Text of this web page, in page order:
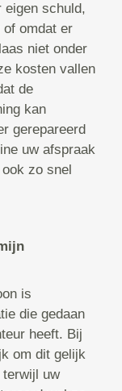
eigen schuld,
of omdat er
niet onder
kosten vallen
de
kan
gerepareerd
uw afspraak
zo snel
is
die gedaan
heeft. Bij
om dit gelijk
terwijl uw